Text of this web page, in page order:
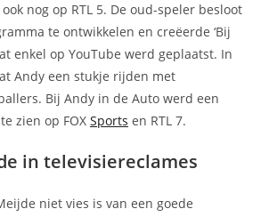
nog op RTL 5. De oud-speler besloot
te ontwikkelen en creëerde ‘Bij
enkel op YouTube werd geplaatst. In
Andy een stukje rijden met
Bij Andy in de Auto werd een
zien op FOX Sports en RTL 7.
in televisiereclames
niet vies is van een goede